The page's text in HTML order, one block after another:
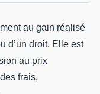
au gain réalisé
d’un droit. Elle est
au prix
frais,